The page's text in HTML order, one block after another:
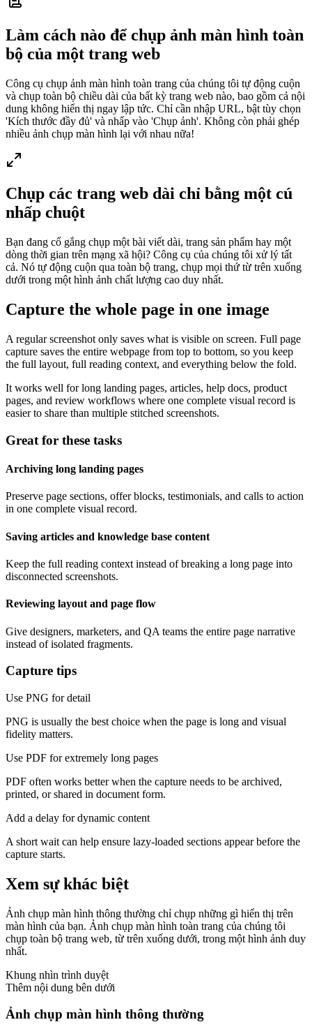
Làm cách nào để chụp ảnh màn hình toàn
bộ của một trang web
Công cụ chụp ảnh màn hình toàn trang của chúng tôi tự động cuộn
và chụp toàn bộ chiều dài của bất kỳ trang web nào, bao gồm cả nội
dung không hiển thị ngay lập tức. Chỉ cần nhập URL, bật tùy chọn
'Kích thước đầy đủ' và nhấp vào 'Chụp ảnh'. Không còn phải ghép
nhiều ảnh chụp màn hình lại với nhau nữa!
Chụp các trang web dài chỉ bằng một cú
nhấp chuột
Bạn đang cố gắng chụp một bài viết dài, trang sản phẩm hay một
dòng thời gian trên mạng xã hội? Công cụ của chúng tôi xử lý tất
cả. Nó tự động cuộn qua toàn bộ trang, chụp mọi thứ từ trên xuống
dưới trong một hình ảnh chất lượng cao duy nhất.
Capture the whole page in one image
A regular screenshot only saves what is visible on screen. Full page
capture saves the entire webpage from top to bottom, so you keep
the full layout, full reading context, and everything below the fold.
It works well for long landing pages, articles, help docs, product
pages, and review workflows where one complete visual record is
easier to share than multiple stitched screenshots.
Great for these tasks
Archiving long landing pages
Preserve page sections, offer blocks, testimonials, and calls to action
in one complete visual record.
Saving articles and knowledge base content
Keep the full reading context instead of breaking a long page into
disconnected screenshots.
Reviewing layout and page flow
Give designers, marketers, and QA teams the entire page narrative
instead of isolated fragments.
Capture tips
Use PNG for detail
PNG is usually the best choice when the page is long and visual
fidelity matters.
Use PDF for extremely long pages
PDF often works better when the capture needs to be archived,
printed, or shared in document form.
Add a delay for dynamic content
A short wait can help ensure lazy-loaded sections appear before the
capture starts.
Xem sự khác biệt
Ảnh chụp màn hình thông thường chỉ chụp những gì hiển thị trên
màn hình của bạn. Ảnh chụp màn hình toàn trang của chúng tôi
chụp toàn bộ trang web, từ trên xuống dưới, trong một hình ảnh duy
nhất.
Khung nhìn trình duyệt
Thêm nội dung bên dưới
Ảnh chụp màn hình thông thường